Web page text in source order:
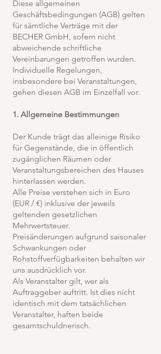
Diese allgemeinen
Geschäftsbedingungen (AGB) gelten
für sämtliche Verträge mit der
BECHER GmbH, sofern nicht
abweichende schriftliche
Vereinbarungen getroffen wurden.
Individuelle Regelungen,
insbesondere bei Veranstaltungen,
gehen diesen AGB im Einzelfall vor.
1.⁠ ⁠Allgemeine Bestimmungen
Der Kunde trägt das alleinige Risiko
für Gegenstände, die in öffentlich
zugänglichen Räumen oder
Veranstaltungsbereichen des Hauses
hinterlassen werden.
Alle Preise verstehen sich in Euro
(EUR / €) inklusive der jeweils
geltenden gesetzlichen
Mehrwertsteuer.
Preisänderungen aufgrund saisonaler
Schwankungen oder
Rohstoffverfügbarkeiten behalten wir
uns ausdrücklich vor.
Als Veranstalter gilt, wer als
Auftraggeber auftritt. Ist dies nicht
identisch mit dem tatsächlichen
Veranstalter, haften beide
gesamtschuldnerisch.